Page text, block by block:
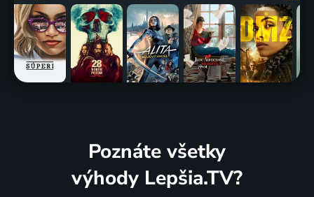
Poznáte všetky
výhody Lepšia.TV?